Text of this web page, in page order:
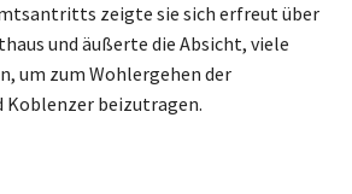
zeigte sie sich erfreut über
und äußerte die Absicht, viele
um zum Wohlergehen der
Koblenzer beizutragen.